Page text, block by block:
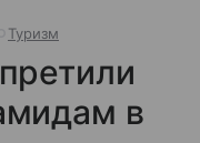
Туризм
в